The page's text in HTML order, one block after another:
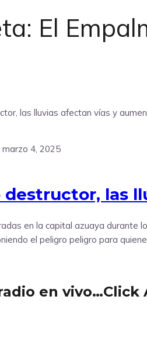
El
marzo 4, 2025
las
en la capital azuaya durante
el peligro peligro para
en vivo…Click